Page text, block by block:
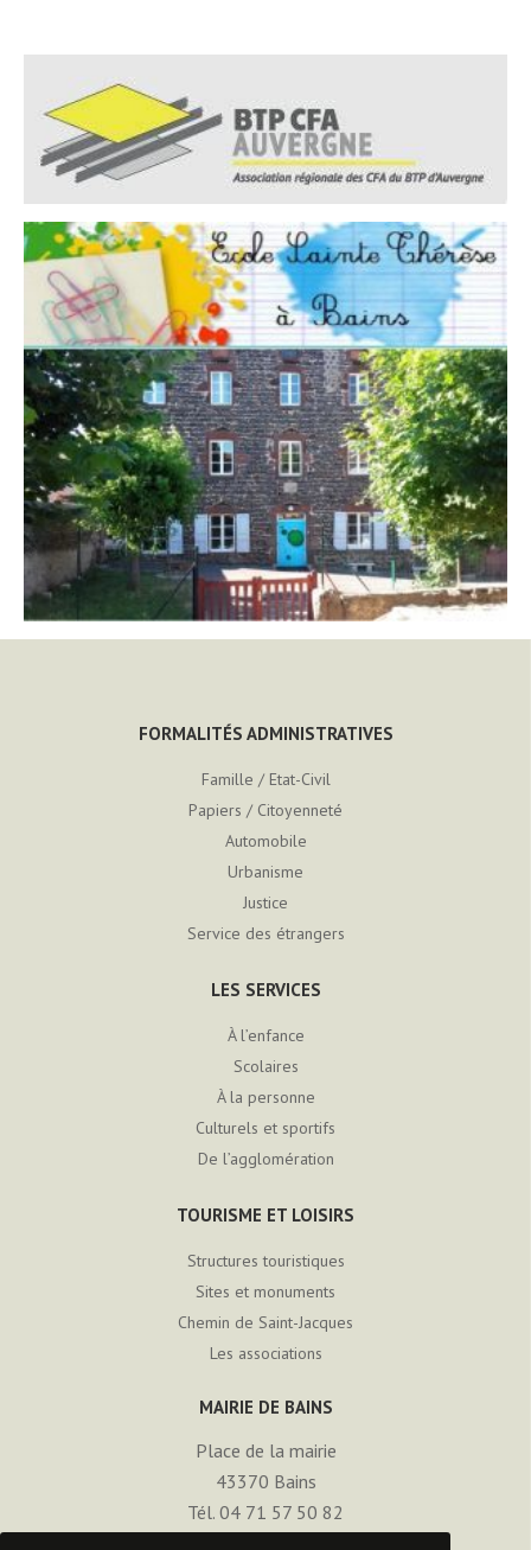
FORMALITÉS ADMINISTRATIVES
Famille / Etat-Civil
Papiers / Citoyenneté
Automobile
Urbanisme
Justice
Service des étrangers
LES SERVICES
À l’enfance
Scolaires
À la personne
Culturels et sportifs
De l’agglomération
TOURISME ET LOISIRS
Structures touristiques
Sites et monuments
Chemin de Saint-Jacques
Les associations
MAIRIE DE BAINS
Place de la mairie
43370 Bains
Tél. 04 71 57 50 82